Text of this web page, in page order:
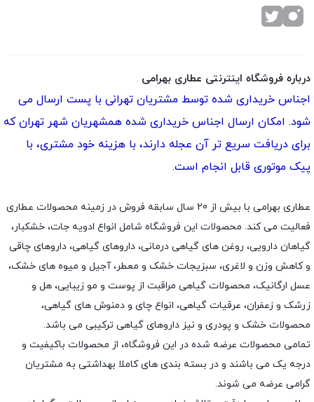
درباره فروشگاه اینترنتی عطاری بهرامی
اجناس خریداری شده توسط مشتریان تهرانی با پست ارسال می
شود. امکان ارسال اجناس خریداری شده همشهریان شهر تهران که
برای دریافت سریع تر آن عجله دارند، با هزینه خود مشتری، با
پیک موتوری قابل انجام است.
عطاری بهرامی با بیش از 20 سال سابقه فروش در زمینه محصولات عطاری
فعالیت می کند. محصولات این فروشگاه شامل انواع ادویه جات، خشکبار،
گیاهان دارویی، روغن های گیاهی درمانی، داروهای گیاهی، داروهای چاقی
و کاهش وزن و لاغری، سبزیجات خشک و معطر، آجیل و میوه های خشک،
عسل ارگانیک، محصولات گیاهی مراقبت از پوست و مو زیبایی، هل و
زرشک و زعفران، عرقیات گیاهی، انواع چای و دمنوش های گیاهی،
محصولات خشک و پودری و نیز داروهای گیاهی ترکیبی می باشد.
تمامی محصولات عرضه شده در این فروشگاه، از محصولات باکیفیت و
درجه یک می باشند و در بسته بندی های کاملا بهداشتی به مشتریان
گرامی عرضه می شوند.